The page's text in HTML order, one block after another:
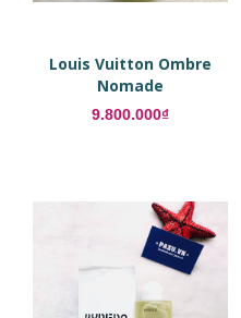
Louis Vuitton Ombre
Nomade
9.800.000₫